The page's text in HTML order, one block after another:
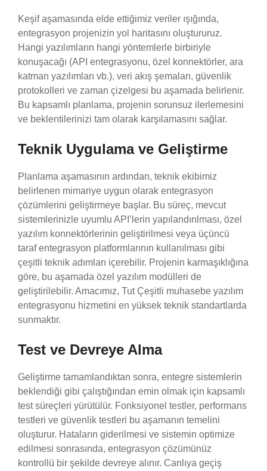
Keşif aşamasında elde ettiğimiz veriler ışığında,
entegrasyon projenizin yol haritasını oluştururuz.
Hangi yazılımların hangi yöntemlerle birbiriyle
konuşacağı (API entegrasyonu, özel konnektörler, ara
katman yazılımları vb.), veri akış şemaları, güvenlik
protokolleri ve zaman çizelgesi bu aşamada belirlenir.
Bu kapsamlı planlama, projenin sorunsuz ilerlemesini
ve beklentilerinizi tam olarak karşılamasını sağlar.
Teknik Uygulama ve Geliştirme
Planlama aşamasının ardından, teknik ekibimiz
belirlenen mimariye uygun olarak entegrasyon
çözümlerini geliştirmeye başlar. Bu süreç, mevcut
sistemlerinizle uyumlu API’lerin yapılandırılması, özel
yazılım konnektörlerinin geliştirilmesi veya üçüncü
taraf entegrasyon platformlarının kullanılması gibi
çeşitli teknik adımları içerebilir. Projenin karmaşıklığına
göre, bu aşamada özel yazılım modülleri de
geliştirilebilir. Amacımız, Tut Çeşitli muhasebe yazılım
entegrasyonu hizmetini en yüksek teknik standartlarda
sunmaktır.
Test ve Devreye Alma
Geliştirme tamamlandıktan sonra, entegre sistemlerin
beklendiği gibi çalıştığından emin olmak için kapsamlı
test süreçleri yürütülür. Fonksiyonel testler, performans
testleri ve güvenlik testleri bu aşamanın temelini
oluşturur. Hataların giderilmesi ve sistemin optimize
edilmesi sonrasında, entegrasyon çözümünüz
kontrollü bir şekilde devreye alınır. Canlıya geçiş